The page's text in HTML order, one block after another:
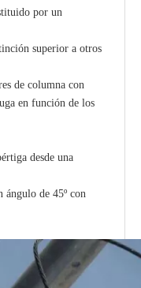
por un
superior a otros
de columna con
en función de los
desde una
ángulo de 45º con